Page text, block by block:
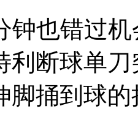
钟也错过
利断球单
脚捅到球